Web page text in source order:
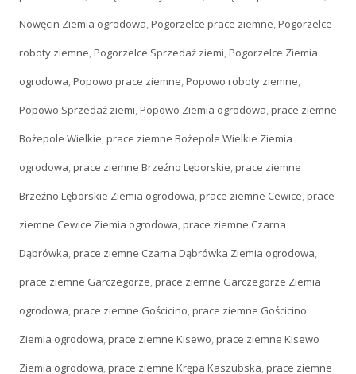
Nowęcin Ziemia ogrodowa,Pogorzelce prace ziemne,Pogorzelce
roboty ziemne,Pogorzelce Sprzedaż ziemi,Pogorzelce Ziemia
ogrodowa,Popowo prace ziemne,Popowo roboty ziemne,
Popowo Sprzedaż ziemi,Popowo Ziemia ogrodowa,prace ziemne
Bożepole Wielkie,prace ziemne Bożepole Wielkie Ziemia
ogrodowa,prace ziemne Brzeźno Lęborskie,prace ziemne
Brzeźno Lęborskie Ziemia ogrodowa,prace ziemne Cewice,prace
ziemne Cewice Ziemia ogrodowa,prace ziemne Czarna
Dąbrówka,prace ziemne Czarna Dąbrówka Ziemia ogrodowa,
prace ziemne Garczegorze,prace ziemne Garczegorze Ziemia
ogrodowa,prace ziemne Gościcino,prace ziemne Gościcino
Ziemia ogrodowa,prace ziemne Kisewo,prace ziemne Kisewo
Ziemia ogrodowa,prace ziemne Krępa Kaszubska,prace ziemne